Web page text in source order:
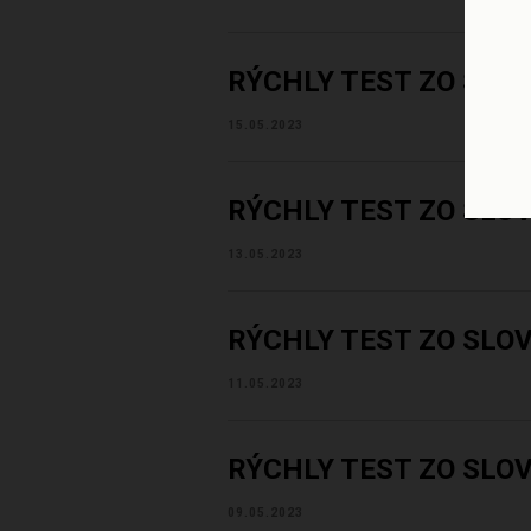
RÝCHLY TEST ZO
RÝCHLY TEST ZO
RÝCHLY TEST ZO
RÝCHLY TEST ZO